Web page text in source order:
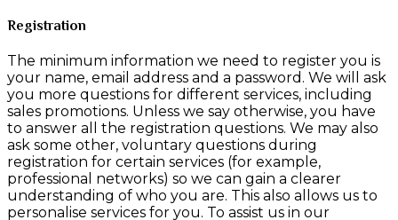
Registration
The minimum information we need to register you is
your name, email address and a password. We will ask
you more questions for different services, including
sales promotions. Unless we say otherwise, you have
to answer all the registration questions. We may also
ask some other, voluntary questions during
registration for certain services (for example,
professional networks) so we can gain a clearer
understanding of who you are. This also allows us to
personalise services for you. To assist us in our